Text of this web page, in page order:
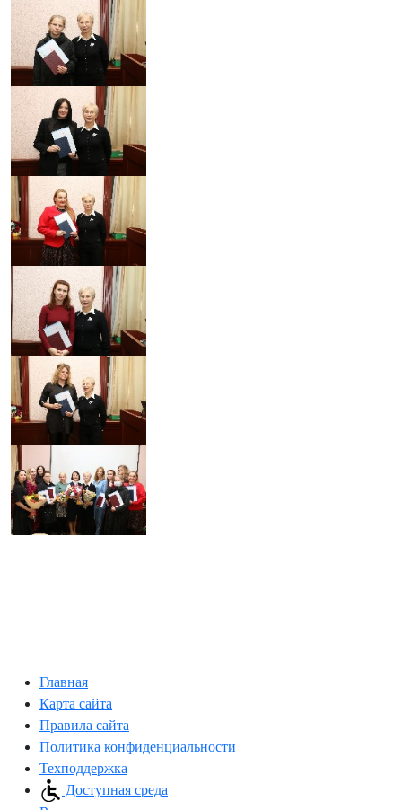
Главная
Карта сайта
Правила сайта
Политика конфиденциальности
Техподдержка
Доступная среда